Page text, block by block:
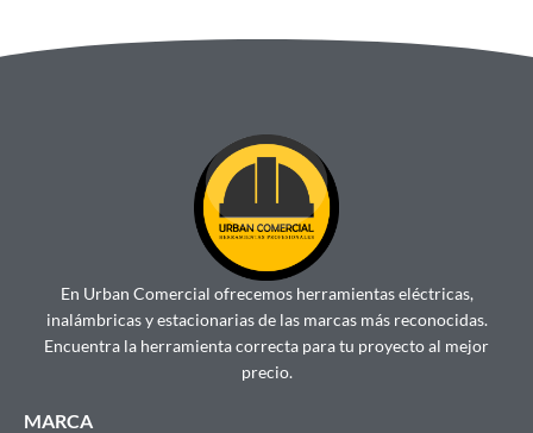
En Urban Comercial ofrecemos herramientas eléctricas,
inalámbricas y estacionarias de las marcas más reconocidas.
Encuentra la herramienta correcta para tu proyecto al mejor
precio.
MARCA